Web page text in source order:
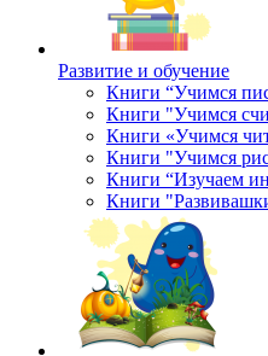
Развитие и обучение
Книги “Учимся
Книги "Учимся
Книги «Учимся
Книги "Учимся
Книги “Изучаем
Книги